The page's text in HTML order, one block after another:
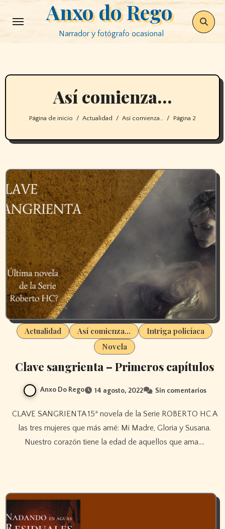
al
Anxo do Rego
Narrador y fotógrafo ocasional
Así comienza…
Página de inicio Actualidad Así comienza… Página 2
Actualidad Así comienza...
Intriga policíaca
Novela
Clave sangrienta – Primeros capítulos
Anxo Do Rego 14 agosto, 2022 Sin comentarios
CLAVE SANGRIENTA 15ª novela de la Serie ROBERTO HC A
las tres mujeres que más amé: Mi Madre, Gloria y Susana.
Nuestro corazón tiene la edad de aquellos que ama.…